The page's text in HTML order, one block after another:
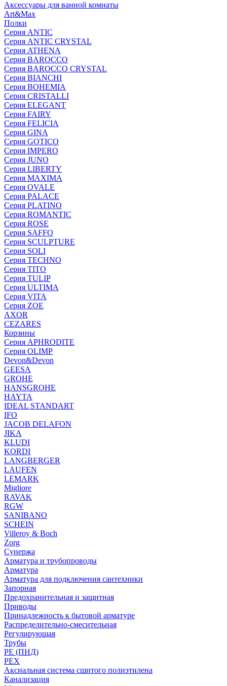
Аксессуары для ванной комнаты
Art&Max
Полки
Серия ANTIC
Серия ANTIC CRYSTAL
Серия ATHENA
Серия BAROCCO
Серия BAROCCO CRYSTAL
Серия BIANCHI
Серия BOHEMIA
Серия CRISTALLI
Серия ELEGANT
Серия FAIRY
Серия FELICIA
Серия GINA
Серия GOTICO
Серия IMPERO
Серия JUNO
Серия LIBERTY
Серия MAXIMA
Серия OVALE
Серия PALACE
Серия PLATINO
Серия ROMANTIC
Серия ROSE
Серия SAFFO
Серия SCULPTURE
Серия SOLI
Серия TECHNO
Серия TITO
Серия TULIP
Серия ULTIMA
Серия VITA
Серия ZOE
AXOR
CEZARES
Корзины
Серия APHRODITE
Серия OLIMP
Devon&Devon
GEESA
GROHE
HANSGROHE
HAYTA
IDEAL STANDART
IFO
JACOB DELAFON
JIKA
KLUDI
KORDI
LANGBERGER
LAUFEN
LEMARK
Migliore
RAVAK
RGW
SANIBANO
SCHEIN
Villeroy & Boch
Zorg
Сунержа
Арматура и трубопроводы
Арматура
Арматура для подключения сантехники
Запорная
Предохранительная и защитная
Приводы
Принадлежность к бытовой арматуре
Распределительно-смесительная
Регулирующая
Трубы
PE (ПНД)
PEX
Аксиальная система сшитого полиэтилена
Канализация